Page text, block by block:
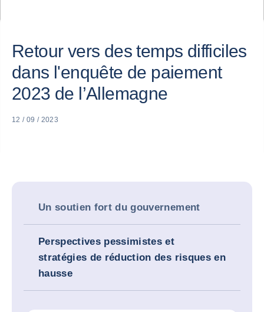
Retour vers des temps difficiles
dans l'enquête de paiement
2023 de l’Allemagne
12 / 09 / 2023
Un soutien fort du gouvernement
Perspectives pessimistes et
stratégies de réduction des risques en
hausse